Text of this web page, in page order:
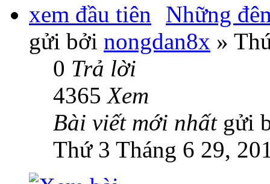
Những
gửi bởi nongdan8x »
0 Trả lời
4365Xem
Bài viết mới nhất gửi
Thứ 3 Tháng 6 29,